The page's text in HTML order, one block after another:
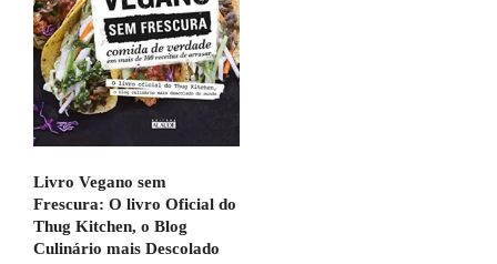
Livro Vegano sem
Frescura: O livro Oficial do
Thug Kitchen, o Blog
Culinário mais Descolado